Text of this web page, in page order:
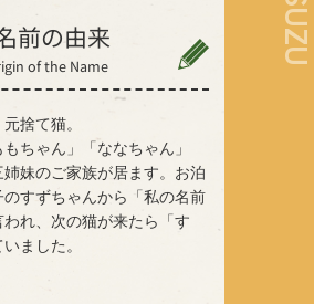
前の由来
of the Name
捨て猫。
ちゃん」「ななちゃん」
姉妹のご家族が居ます。お泊
すずちゃんから「私の名前
れ、次の猫が来たら「す
ました。